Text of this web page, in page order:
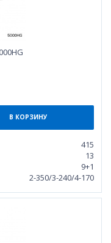
В КОРЗИНУ
415
13
9+1
2-350/3-240/4-170